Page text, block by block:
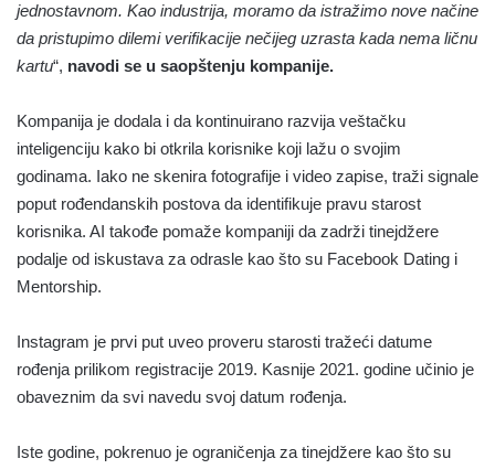
jednostavnom. Kao industrija, moramo da istražimo nove načine
da pristupimo dilemi verifikacije nečijeg uzrasta kada nema ličnu
kartu“, navodi se u saopštenju kompanije.
Kompanija je dodala i da kontinuirano razvija veštačku
inteligenciju kako bi otkrila korisnike koji lažu o svojim
godinama. Iako ne skenira fotografije i video zapise, traži signale
poput rođendanskih postova da identifikuje pravu starost
korisnika. AI takođe pomaže kompaniji da zadrži tinejdžere
podalje od iskustava za odrasle kao što su Facebook Dating i
Mentorship.
Instagram je prvi put uveo proveru starosti tražeći datume
rođenja prilikom registracije 2019. Kasnije 2021. godine učinio je
obaveznim da svi navedu svoj datum rođenja.
Iste godine, pokrenuo je ograničenja za tinejdžere kao što su